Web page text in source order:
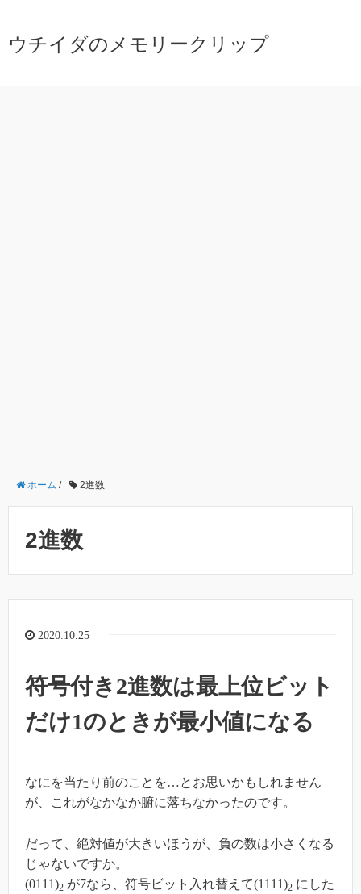
ウチイダのメモリークリップ
ホーム / 2進数
2進数
2020.10.25
符号付き2進数は最上位ビット
だけ1のときが最小値になる
なにを当たり前のことを…とお思いかもしれません
が、これがなかなか腑に落ちなかったのです。
だって、絶対値が大きいほうが、負の数は小さくなる
じゃないですか。
(0111)2 が7なら、符号ビット入れ替えて(1111)2 にした